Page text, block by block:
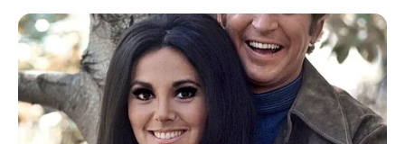
Tagesausflugsziele für Köln
Bademöglichkeiten
Wandern
Ausflug mit der Bahn
Schifffahrt auf dem Rhein